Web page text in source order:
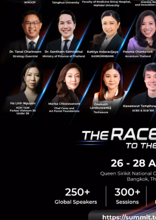
Techsauce Media
About Techsauce
Techsauce Services
Privacy Policy
ส่งบทความ
Techsauce Global Summit